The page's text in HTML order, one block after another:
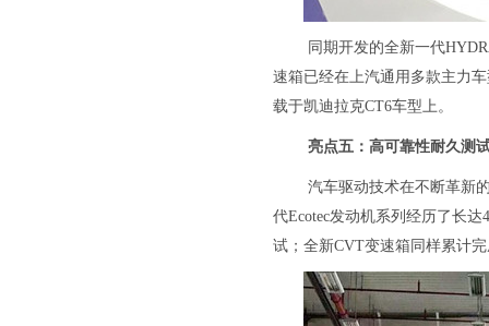
同期开发的全新一代
速箱已经在上汽通用多款主力
载于凯迪拉克CT6车型上。
亮点五：高可靠性耐久测
汽车驱动技术在不断革新
代Ecotec发动机系列经历了长
试；全新CVT变速箱同样累计